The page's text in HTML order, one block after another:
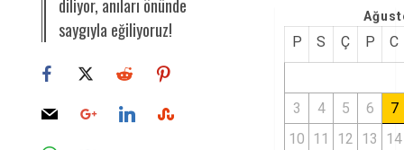
diliyor, anıları önünde
saygıyla eğiliyoruz!
P S Ç P C
3 4 5 6
7
10 11 12 13
14